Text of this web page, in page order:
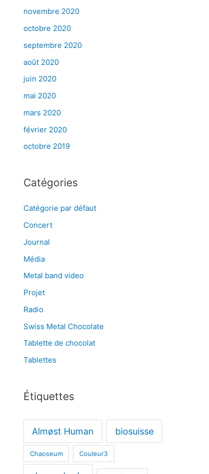
novembre 2020
octobre 2020
septembre 2020
août 2020
juin 2020
mai 2020
mars 2020
février 2020
octobre 2019
Catégories
Catégorie par défaut
Concert
Journal
Média
Metal band video
Projet
Radio
Swiss Metal Chocolate
Tablette de chocolat
Tablettes
Étiquettes
Almøst Human biosuisse
Chaoseum Couleur3